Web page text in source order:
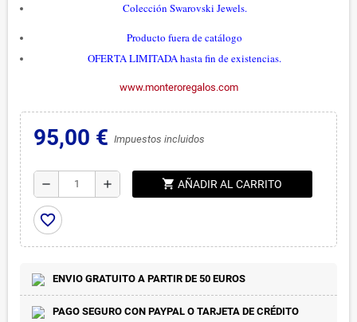
Colección Swarovski Jewels.
Producto fuera de catálogo
OFERTA LIMITADA hasta fin de existencias.
www.monteroregalos.com
95,00 € Impuestos incluidos
remove add shopping_cart AÑADIR AL CARRITO
favorite_border
ENVIO GRATUITO A PARTIR DE 50 EUROS
PAGO SEGURO CON PAYPAL O TARJETA DE CRÉDITO